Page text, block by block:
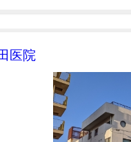
医院